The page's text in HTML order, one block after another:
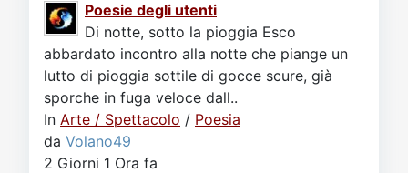
Poesie degli utenti
Di notte, sotto la pioggia Esco
abbardato incontro alla notte che piange un
lutto di pioggia sottile di gocce scure, già
sporche in fuga veloce dall..
In Arte / Spettacolo / Poesia
da Volano49
2 Giorni 1 Ora fa